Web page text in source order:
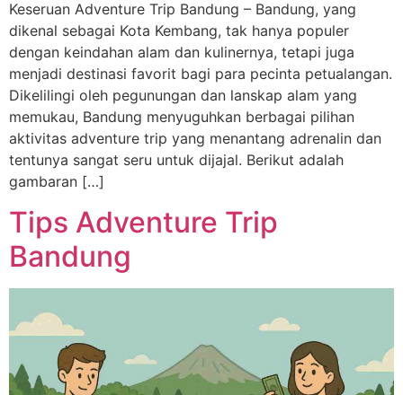
Keseruan Adventure Trip Bandung – Bandung, yang
dikenal sebagai Kota Kembang, tak hanya populer
dengan keindahan alam dan kulinernya, tetapi juga
menjadi destinasi favorit bagi para pecinta petualangan.
Dikelilingi oleh pegunungan dan lanskap alam yang
memukau, Bandung menyuguhkan berbagai pilihan
aktivitas adventure trip yang menantang adrenalin dan
tentunya sangat seru untuk dijajal. Berikut adalah
gambaran […]
Tips Adventure Trip
Bandung